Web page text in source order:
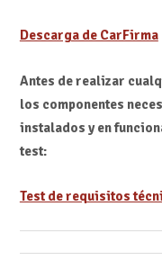
Descarga de CarFirma
Antes de realizar
los componentes
instalados y en
test:
Test de requisitos